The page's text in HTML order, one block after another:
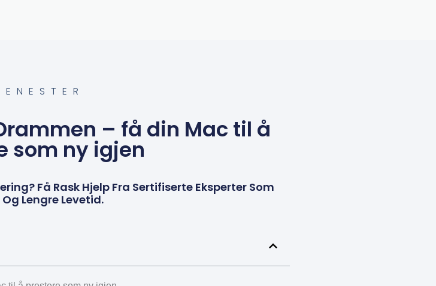
– få din Mac til å
som ny igjen
Få Rask Hjelp Fra Sertifiserte Eksperter Som
Lengre Levetid.